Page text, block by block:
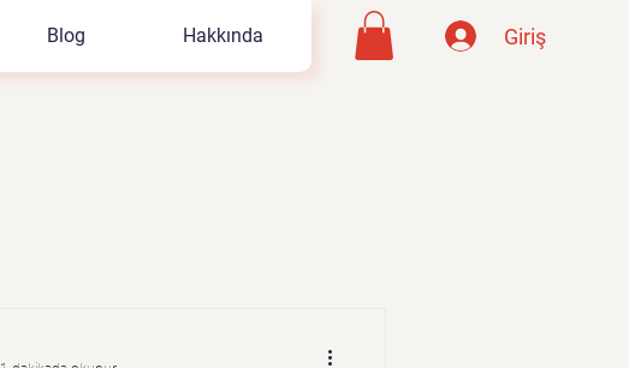
Blog Hakkında Giriş